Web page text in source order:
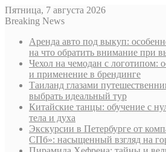
Пятница, 7 августа 2026
Breaking News
Аренда авто под выкуп:
на что обратить внимание при
Чехол на чемодан с логотипом:
и применение в брендинге
Таиланд глазами
выбрать идеальный тур
Китайские танцы: обучение с
тела и духа
Экскурсии в Петербурге от
СПб»: насыщенный взгляд на